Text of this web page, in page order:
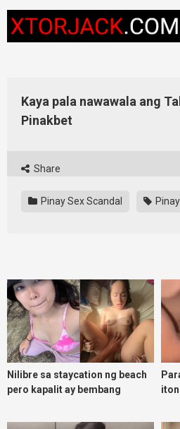
content
Kaya pala nawawala ang
Pinakbet
Share
Pinay Sex Scandal
Nilibre sa staycation ng beach
pero kapalit ay bembang